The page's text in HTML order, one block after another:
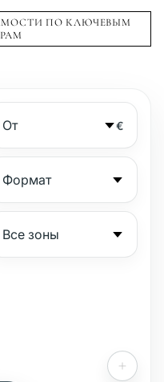
ПО КЛЮЧЕВЫМ
€
№